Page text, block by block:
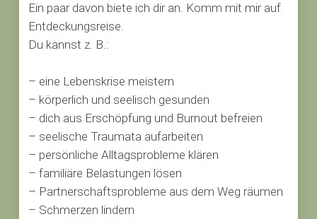
Ein paar davon biete ich dir an. Komm mit mir auf
Entdeckungsreise.
Du kannst z. B.:
– eine Lebenskrise meistern
– körperlich und seelisch gesunden
– dich aus Erschöpfung und Burnout befreien
– seelische Traumata aufarbeiten
– persönliche Alltagsprobleme klären
– familiäre Belastungen lösen
– Partnerschaftsprobleme aus dem Weg räumen
– Schmerzen lindern